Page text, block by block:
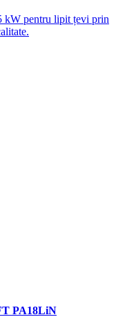
kW pentru lipit țevi prin
PA18LiN